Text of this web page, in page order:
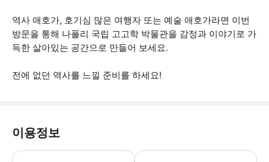
역사 애호가, 호기심 많은 여행자 또는 예술 애호가라면 이번
방문을 통해 나폴리 국립 고고학 박물관을 감정과 이야기로 가
득한 살아있는 공간으로 만들어 보세요.
전에 없던 역사를 느낄 준비를 하세요!
이용정보
만남의 장소 만 입구 * 소요시간 : 150